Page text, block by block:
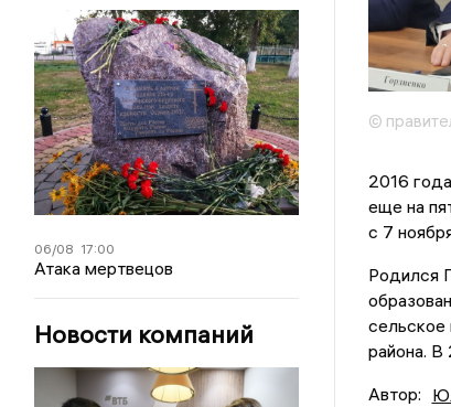
06/08 17:00
Атака мертвецов
Новости компаний
©
2016
еще на
с 7
Родился
сельское
района. В
Автор: